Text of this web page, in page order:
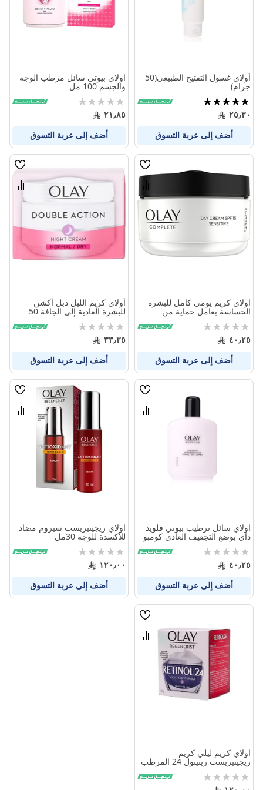
أولاى غسول التفتيح الطبيعى(50
جرام)
تقييم:
100%
٢٥٫٣٠
أضف إلى عربة التسوق
اولاي بيوتي سائل مرطب الوجه
والجسم 100 مل
Rating:
0%
٢١٫٨٥
أضف إلى عربة التسوق
قائمة
الامنيات
قارن
بين
اولاي كريم يومي كامل للبشرة
الحساسة بعامل حماية من
Rating:
0%
٤٠٫٢٥
أضف إلى عربة التسوق
قائمة
قارن
أولاي كريم الليل دبل أكشن
للبشرة العادية إلى الجافة 50
جرام
Rating:
0%
٣٣٫٣٥
أضف إلى عربة التسوق
قائمة
قارن
اولاي سائل ترطيب بيوتي فلويد
داي بوضع التجفيف العادي كومبو
200 مل
Rating:
0%
٤٠٫٢٥
أضف إلى عربة التسوق
قائمة
قارن
اولاي ريجينيريست سيروم مضاد
للأكسدة للوجه 30مل
Rating:
١٢٠٫٠٠
أضف إلى عربة التسوق
قائمة
قارن
اولاي كريم ليلي كريم
ريجينيريست ريتينول 24 المرطب
50 جم
Rating: